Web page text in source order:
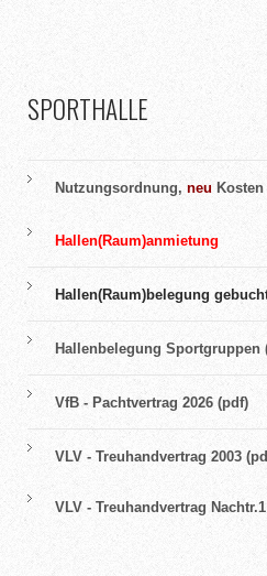
SPORTHALLE
Nutzungsordnung, neu Kosten
Hallen(Raum)anmietung
Hallen(Raum)belegung
Hallenbelegung Sportgruppen
VfB - Pachtvertrag 2026 (pdf)
VLV - Treuhandvertrag 2003
VLV - Treuhandvertrag